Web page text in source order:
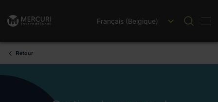
Passer au contenu
Français (Belgique)
Retour